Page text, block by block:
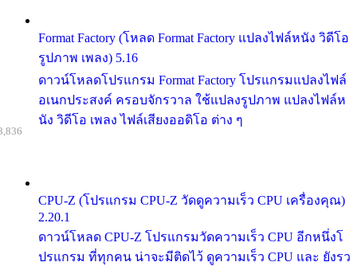
Format Factory (โหลด Format Factory แปลงไฟล์หนัง วิดีโอ
รูปภาพ เพลง) 5.16
ดาวน์โหลดโปรแกรม Format Factory โปรแกรมแปลงไฟล์
อเนกประสงค์ ครอบจักรวาล ใช้แปลงรูปภาพ แปลงไฟล์ห
นัง วิดีโอ เพลง ไฟล์เสียงออดิโอ ต่าง ๆ
CPU-Z (โปรแกรม CPU-Z วัดดูความเร็ว CPU เครื่องคุณ)
2.20.1
ดาวน์โหลด CPU-Z โปรแกรมวัดความเร็ว CPU อีกหนึ่งโ
ปรแกรม ที่ทุกคน น่าจะมีติดไว้ ดูความเร็ว CPU และ ยังรว